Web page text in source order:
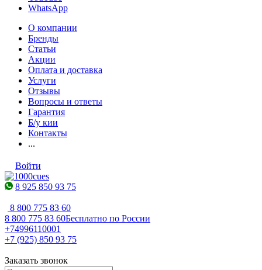
WhatsApp
О компании
Бренды
Статьи
Акции
Оплата и доставка
Услуги
Отзывы
Вопросы и ответы
Гарантия
Б/у кии
Контакты
...
Войти
8 925 850 93 75
8 800 775 83 60
8 800 775 83 60Бесплатно по России
+74996110001
+7 (925) 850 93 75
Заказать звонок